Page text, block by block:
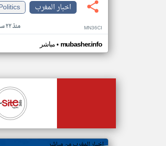
اخبار المغرب
منذ ٢٢ ساعة MN36CI
مباشر• mubasher.info